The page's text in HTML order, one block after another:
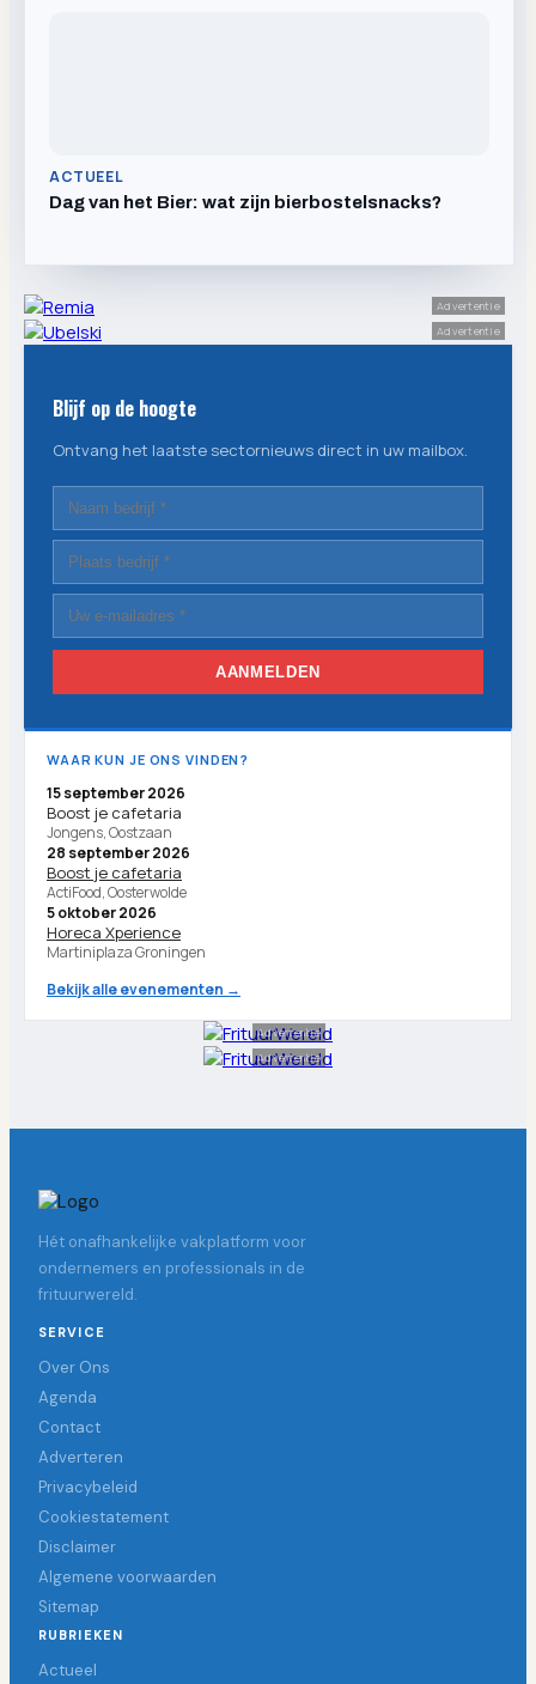
ACTUEEL
Dag van het Bier: wat zijn bierbostelsnacks?
Advertentie
Advertentie
Blijf op de hoogte
Ontvang het laatste sectornieuws direct in uw mailbox.
AANMELDEN
WAAR KUN JE ONS VINDEN?
15 september 2026
Boost je cafetaria
Jongens, Oostzaan
28 september 2026
Boost je cafetaria
ActiFood, Oosterwolde
5 oktober 2026
Horeca Xperience
Martiniplaza Groningen
Bekijk alle evenementen →
Advertentie
Advertentie
Hét onafhankelijke vakplatform voor
ondernemers en professionals in de
frituurwereld.
SERVICE
Over Ons
Agenda
Contact
Adverteren
Privacybeleid
Cookiestatement
Disclaimer
Algemene voorwaarden
Sitemap
RUBRIEKEN
Actueel